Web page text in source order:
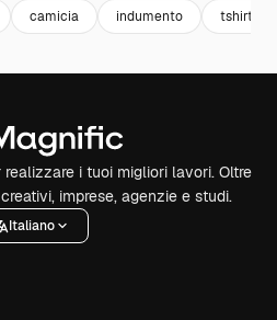
camicia indumento tshirt
i tuoi migliori lavori. Oltre
imprese, agenzie e studi.
Italiano